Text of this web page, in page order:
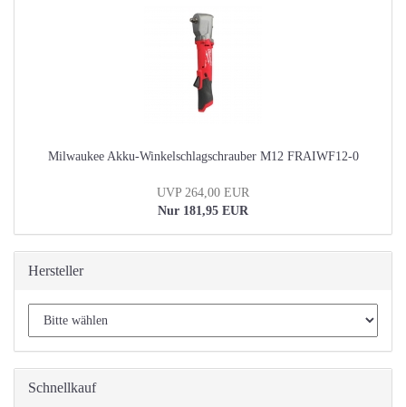
Milwaukee Akku-Winkelschlagschrauber M12 FRAIWF12-0
UVP 264,00 EUR
Nur 181,95 EUR
Hersteller
Schnellkauf